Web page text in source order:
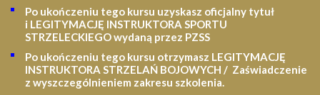
Po ukończeniu tego kursu uzyskasz oficjalny tytuł
i LEGITYMACJĘ INSTRUKTORA SPORTU
STRZELECKIEGO wydaną przez PZSS
Po ukończeniu tego kursu otrzymasz LEGITYMACJĘ
INSTRUKTORA STRZELAŃ BOJOWYCH / Zaświadczenie
z wyszczególnieniem zakresu szkolenia.